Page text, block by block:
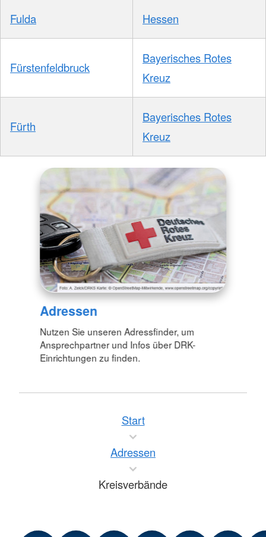
Fulda Hessen
Fürstenfeldbruck
Bayerisches Rotes
Kreuz
Fürth
Bayerisches Rotes
Kreuz
Adressen
Nutzen Sie unseren Adressfinder, um
Ansprechpartner und Infos über DRK-
Einrichtungen zu finden.
Start
Adressen
Kreisverbände